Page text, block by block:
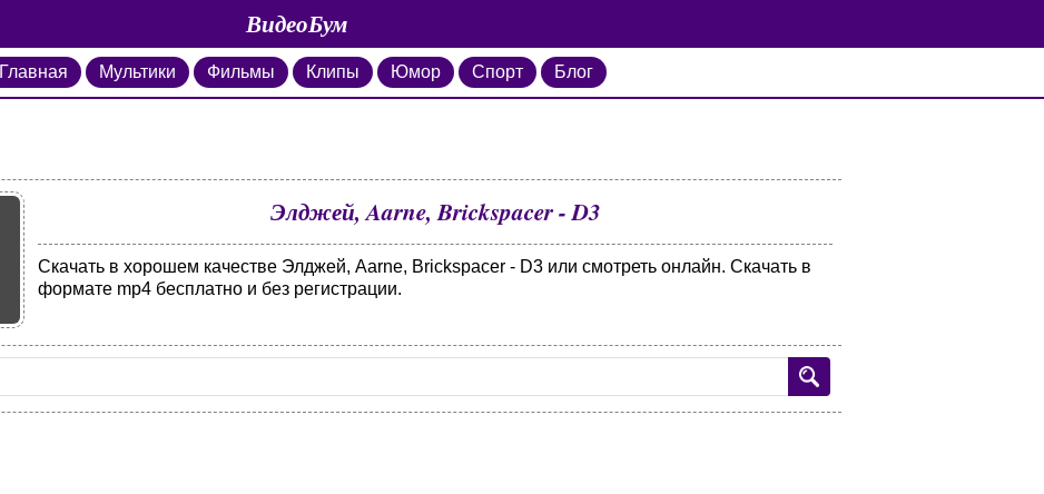
ВидеоБум
Главная Мультики Фильмы Клипы Юмор Спорт Блог
Элджей, Aarne, Brickspacer - D3
Скачать в хорошем качестве Элджей, Aarne, Brickspacer - D3 или смотреть онлайн. Скачать в
формате mp4 бесплатно и без регистрации.